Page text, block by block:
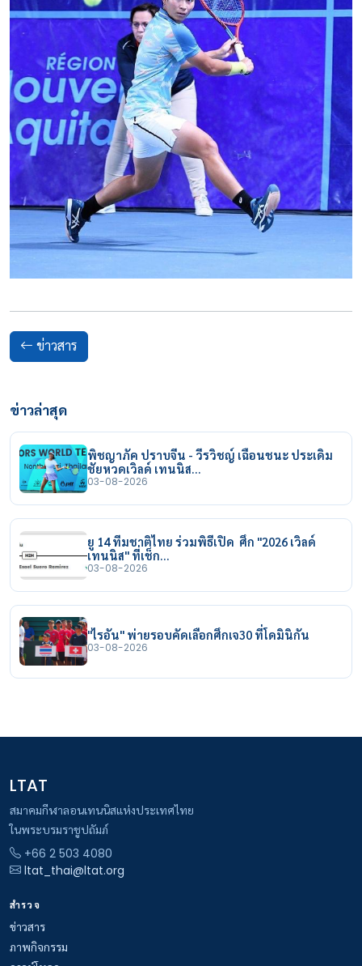
ข่าวสาร
ข่าวล่าสุด
พิชญาภัค ปราบจีน - วีรวิชญ์ เฉือนชนะ ประเดิม
ชัยหวดเวิลด์ เทนนิส…
03-08-2026
ยู 14 ทีมชาติไทย ร่วมพิธีเปิด ศึก "2026 เวิลด์
เทนนิส" ที่เช็ก…
03-08-2026
"ไรอัน" พ่ายรอบคัดเลือกศึกเจ30 ที่โดมินิกัน
03-08-2026
LTAT
สมาคมกีฬาลอนเทนนิสแห่งประเทศไทย
ในพระบรมราชูปถัมภ์
+66 2 503 4080
ltat_thai@ltat.org
สำรวจ
ข่าวสาร
ภาพกิจกรรม